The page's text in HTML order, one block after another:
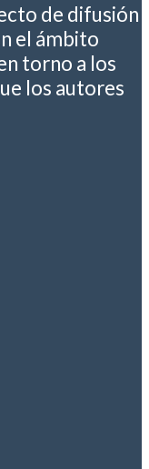
de difusión
el ámbito
torno a los
los autores